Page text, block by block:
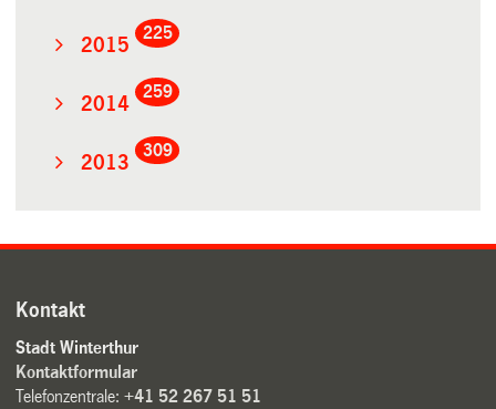
2015
225
2014
259
2013
309
Kontakt
Stadt Winterthur
Kontaktformular
Telefonzentrale:+41 52 267 51 51